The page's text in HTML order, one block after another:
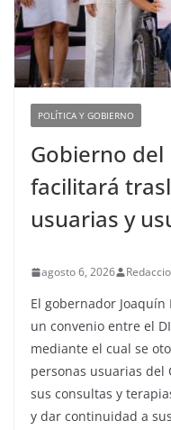
POLÍTICA Y GOBIERNO
Gobierno del
facilitará
usuarias y
agosto 6, 2026
El gobernador
un convenio entre el
mediante el cual se
personas usuarias del
sus consultas y
y dar continuidad a